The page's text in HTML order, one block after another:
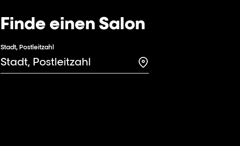
Finde einen Salon
Stadt, Postleitzahl
Search for a salon in